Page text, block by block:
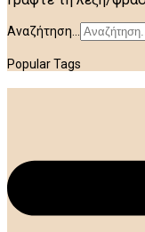
Αναζήτηση...
Popular Tags